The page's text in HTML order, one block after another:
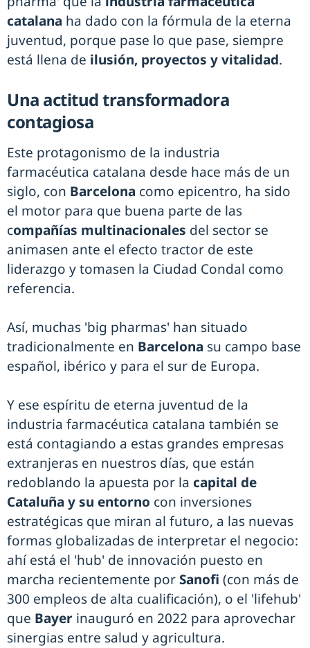
catalana ha dado con la fórmula de la eterna
juventud, porque pase lo que pase, siempre
está llena de ilusión, proyectos y vitalidad.
Una actitud transformadora
contagiosa
Este protagonismo de la industria
farmacéutica catalana desde hace más de un
siglo, con Barcelona como epicentro, ha sido
el motor para que buena parte de las
compañías multinacionales del sector se
animasen ante el efecto tractor de este
liderazgo y tomasen la Ciudad Condal como
referencia.
Así, muchas 'big pharmas' han situado
tradicionalmente en Barcelona su campo base
español, ibérico y para el sur de Europa.
Y ese espíritu de eterna juventud de la
industria farmacéutica catalana también se
está contagiando a estas grandes empresas
extranjeras en nuestros días, que están
redoblando la apuesta por la capital de
Cataluña y su entorno con inversiones
estratégicas que miran al futuro, a las nuevas
formas globalizadas de interpretar el negocio:
ahí está el 'hub' de innovación puesto en
marcha recientemente porSanofi (con más de
300 empleos de alta cualificación), o el 'lifehub'
que Bayer inauguró en 2022 para aprovechar
sinergias entre salud y agricultura.